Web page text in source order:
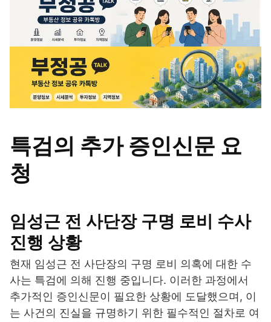
특검의 추가 증인신문 요
청
임성근 전 사단장 구명 로비 수사
진행 상황
현재 임성근 전 사단장의 구명 로비 의혹에 대한 수
사는 특검에 의해 진행 중입니다. 이러한 과정에서
추가적인 증인신문이 필요한 상황에 도달했으며, 이
는 사건의 진실을 규명하기 위한 필수적인 절차로 여